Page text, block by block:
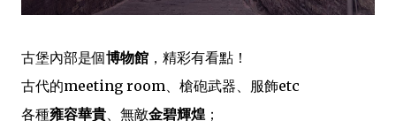
古堡內部是個博物館 ，精彩有看點！
古代的meeting room、槍砲武器、服飾etc
各種雍容華貴 、無敵金碧輝煌 ；